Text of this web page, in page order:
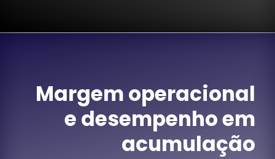
Margem operacional
e desempenho em
acumulação